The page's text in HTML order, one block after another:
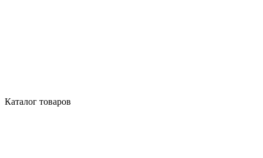
Каталог товаров